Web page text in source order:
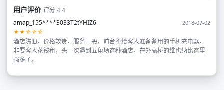
用户评价评分 4.4
amap_155****3033T2tYHIZ6
2018-07-02
★★☆☆☆
酒店陈旧，价格较贵，服务一般，前台不给客人准备备用的手机充电器，
非要客人花钱租，头一次遇到五角场这种酒店，在外高桥的维也纳比这里
强多了。